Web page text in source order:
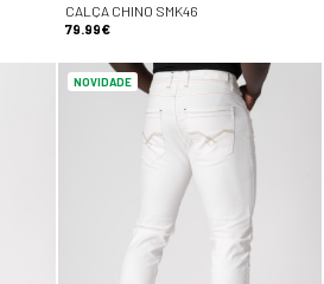
CALÇA CHINO SMK46
79.99€
NOVIDADE